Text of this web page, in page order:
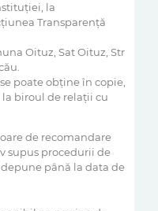
la
Transparență
Oituz, Sat Oituz, Str
poate obţine în copie,
la biroul de relaţii cu
de recomandare
supus procedurii de
până la data de